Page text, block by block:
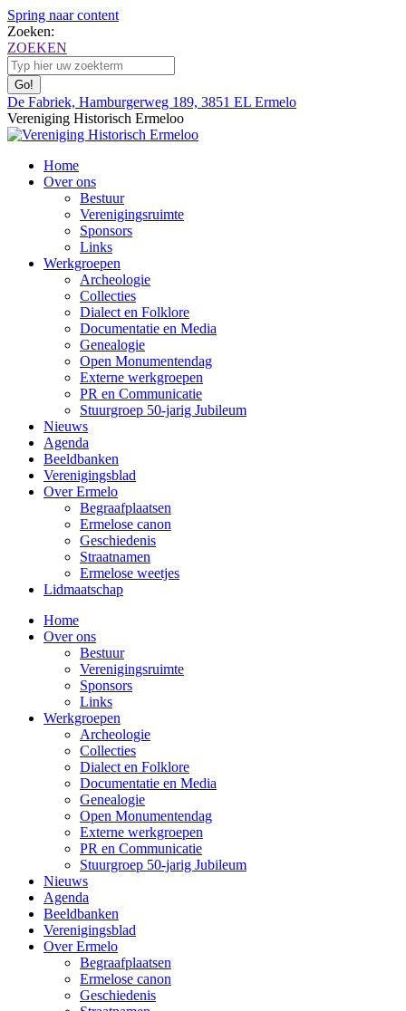
Spring naar content
Zoeken:
ZOEKEN
De Fabriek, Hamburgerweg 189, 3851 EL Ermelo
Vereniging Historisch Ermeloo
Home
Over ons
Bestuur
Verenigingsruimte
Sponsors
Links
Werkgroepen
Archeologie
Collecties
Dialect en Folklore
Documentatie en Media
Genealogie
Open Monumentendag
Externe werkgroepen
PR en Communicatie
Stuurgroep 50-jarig Jubileum
Nieuws
Agenda
Beeldbanken
Verenigingsblad
Over Ermelo
Begraafplaatsen
Ermelose canon
Geschiedenis
Straatnamen
Ermelose weetjes
Lidmaatschap
Home
Over ons
Bestuur
Verenigingsruimte
Sponsors
Links
Werkgroepen
Archeologie
Collecties
Dialect en Folklore
Documentatie en Media
Genealogie
Open Monumentendag
Externe werkgroepen
PR en Communicatie
Stuurgroep 50-jarig Jubileum
Nieuws
Agenda
Beeldbanken
Verenigingsblad
Over Ermelo
Begraafplaatsen
Ermelose canon
Geschiedenis